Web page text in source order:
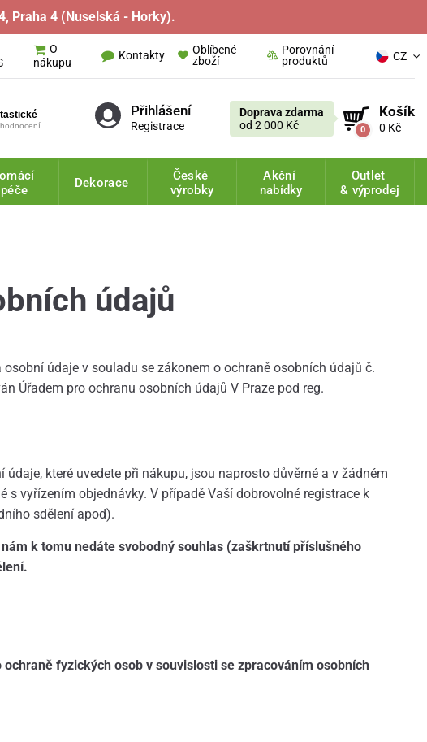
Praha 4 (Nuselská - Horky).
O
nákupu
Kontakty
Oblíbené
zboží
Porovnání
produktů
CZ
Přihlášení
Registrace
Doprava zdarma
od 2 000 Kč
0
Košík
0 Kč
péče
Dekorace
České
výrobky
Akční
nabídky
Outlet
& výprodej
údajů
osobní údaje v souladu se zákonem o ochraně osobních údajů č.
Úřadem pro ochranu osobních údajů V Praze pod reg.
které uvedete při nákupu, jsou naprosto důvěrné a v žádném
vyřízením objednávky. V případě Vaší dobrovolné registrace k
sdělení apod).
k tomu nedáte svobodný souhlas (zaškrtnutí příslušného
fyzických osob v souvislosti se zpracováním osobních